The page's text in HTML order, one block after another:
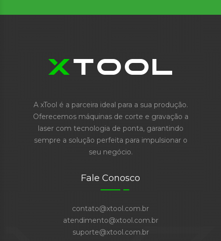
A xTool é a parceira ideal para a sua produção.
Oferecemos máquinas de corte e gravação a
laser com tecnologia de ponta, garantindo
sempre a solução perfeita para impulsionar o
seu negócio.
Fale Conosco
contato@xtool.com.br
atendimento@xtool.com.br
suporte@xtool.com.br